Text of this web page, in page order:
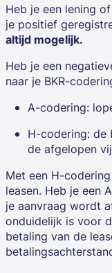
Heb je een lening
je positief
altijd mogelijk.
Heb je een
naar je BKR-
A-codering:
H-codering: de
de afgelopen
Met een H-
leasen. Heb je een
je aanvraag wordt
onduidelijk is voor
betaling van de